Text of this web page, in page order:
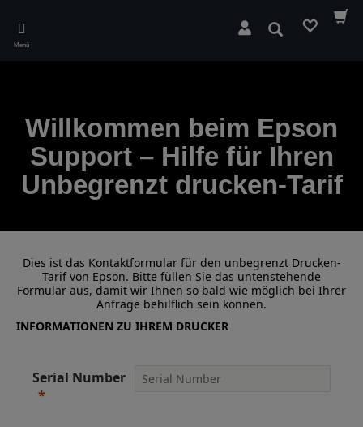
main
Menü
Suchen
Willkommen beim Epson
Support – Hilfe für Ihren
Unbegrenzt drucken-Tarif
Dies ist das Kontaktformular für den unbegrenzt Drucken-
Tarif von Epson. Bitte füllen Sie das untenstehende
Formular aus, damit wir Ihnen so bald wie möglich bei Ihrer
Anfrage behilflich sein können.
INFORMATIONEN ZU IHREM DRUCKER
Serial Number